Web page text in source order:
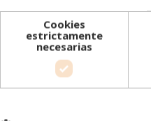
Cookies
estrictamente
necesarias